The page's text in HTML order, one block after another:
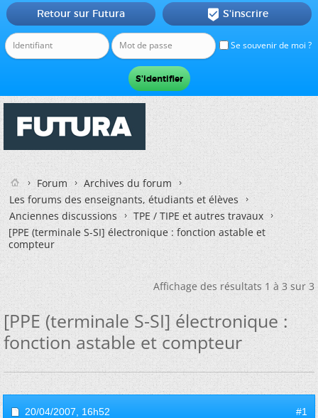
Se souvenir de moi ?
Retour sur Futura  S'inscrire
Forum
Archives du forum
Les forums des enseignants, étudiants et élèves
Anciennes discussions
TPE / TIPE et autres travaux
[PPE (terminale S-SI] électronique : fonction astable et
compteur
Affichage des résultats 1 à 3 sur 3
[PPE (terminale S-SI] électronique :
fonction astable et compteur
20/04/2007, 16h52 #1